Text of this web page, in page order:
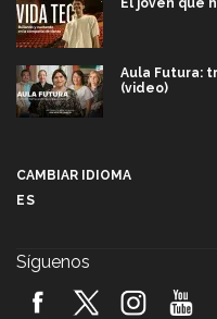
Aula Futura:
(video)
2026! (video)
CAMBIAR IDIOMA
ES
Síguenos